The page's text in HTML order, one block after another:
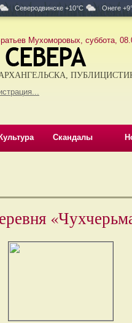
Северодвинске +10°C Онеге
Мухоморовых, суббота,
Культура Скандалы